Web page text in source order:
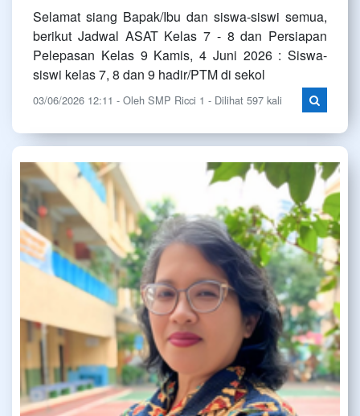
Selamat siang Bapak/Ibu dan siswa-siswi semua,
berikut Jadwal ASAT Kelas 7 - 8 dan Persiapan
Pelepasan Kelas 9 Kamis, 4 Juni 2026 : Siswa-
siswi kelas 7, 8 dan 9 hadir/PTM di sekol
03/06/2026 12:11 - Oleh SMP Ricci 1 - Dilihat 597 kali